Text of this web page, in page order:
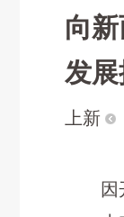
向
发
上新